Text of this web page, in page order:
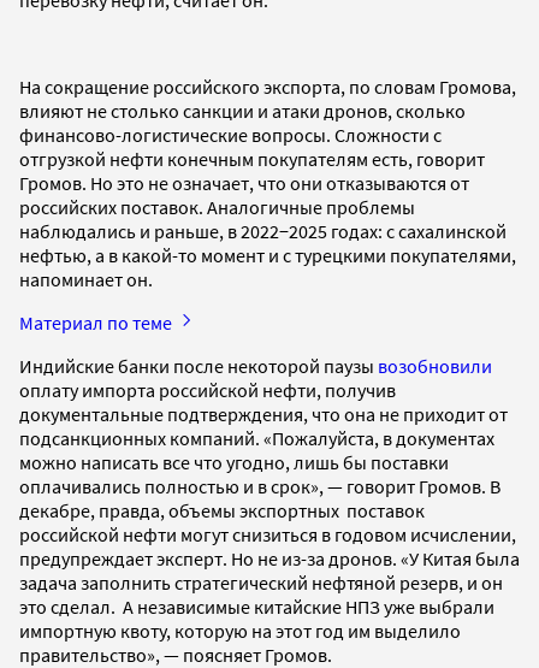
На сокращение российского экспорта, по словам Громова,
влияют не столько санкции и атаки дронов, сколько
финансово-логистические вопросы. Сложности с
отгрузкой нефти конечным покупателям есть, говорит
Громов. Но это не означает, что они отказываются от
российских поставок. Аналогичные проблемы
наблюдались и раньше, в 2022−2025 годах: с сахалинской
нефтью, а в какой-то момент и с турецкими покупателями,
напоминает он.
Материал по теме
Индийские банки после некоторой паузы возобновили
оплату импорта российской нефти, получив
документальные подтверждения, что она не приходит от
подсанкционных компаний. «Пожалуйста, в документах
можно написать все что угодно, лишь бы поставки
оплачивались полностью и в срок», — говорит Громов. В
декабре, правда, объемы экспортных поставок
российской нефти могут снизиться в годовом исчислении,
предупреждает эксперт. Но не из-за дронов. «У Китая была
задача заполнить стратегический нефтяной резерв, и он
это сделал. А независимые китайские НПЗ уже выбрали
импортную квоту, которую на этот год им выделило
правительство», — поясняет Громов.